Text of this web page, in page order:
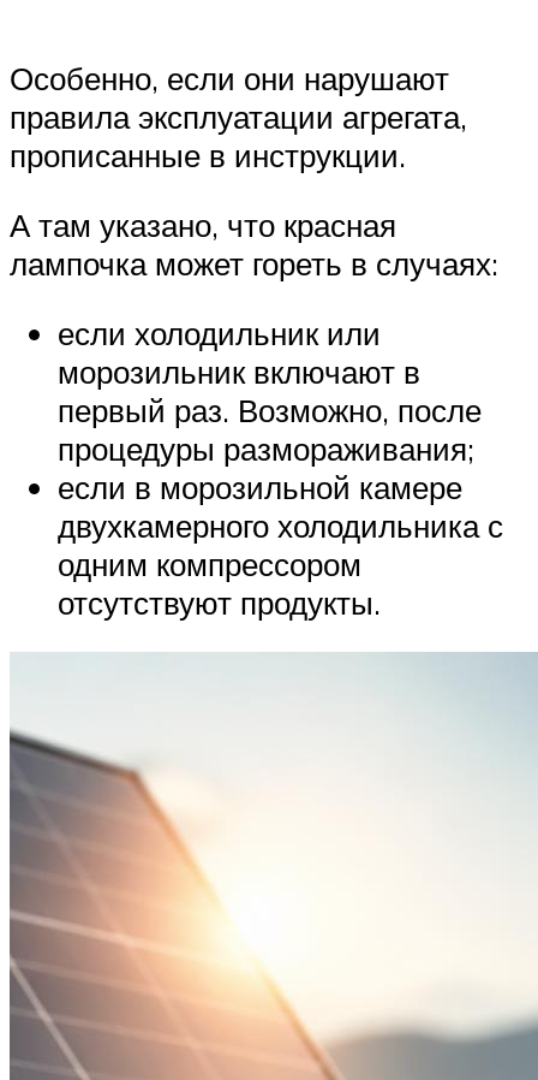
Особенно, если они нарушают
правила эксплуатации агрегата,
прописанные в инструкции.
А там указано, что красная
лампочка может гореть в случаях:
если холодильник или
морозильник включают в
первый раз. Возможно, после
процедуры размораживания;
если в морозильной камере
двухкамерного холодильника с
одним компрессором
отсутствуют продукты.